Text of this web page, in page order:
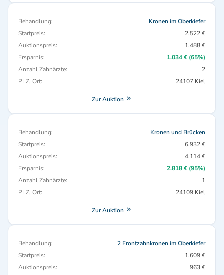
Behandlung:
Kronen im Oberkiefer
Startpreis:
2.522 €
Auktionspreis:
1.488 €
Ersparnis:
1.034 € (65%)
Anzahl Zahnärzte:
2
PLZ, Ort:
24107 Kiel
Zur Auktion
Behandlung:
Kronen und Brücken
Startpreis:
6.932 €
Auktionspreis:
4.114 €
Ersparnis:
2.818 € (95%)
Anzahl Zahnärzte:
1
PLZ, Ort:
24109 Kiel
Zur Auktion
Behandlung:
2 Frontzahnkronen im Oberkiefer
Startpreis:
1.609 €
Auktionspreis:
963 €